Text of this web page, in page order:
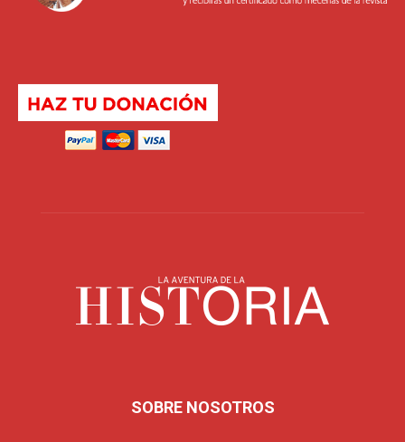
SOBRE NOSOTROS